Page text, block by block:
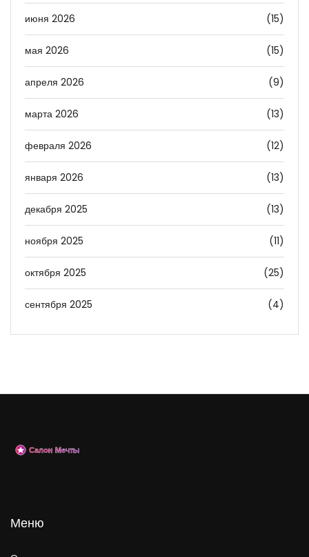
июня 2026 (15)
мая 2026 (15)
апреля 2026 (9)
марта 2026 (13)
февраля 2026 (12)
января 2026 (13)
декабря 2025 (13)
ноября 2025 (11)
октября 2025 (25)
сентября 2025 (4)
Меню